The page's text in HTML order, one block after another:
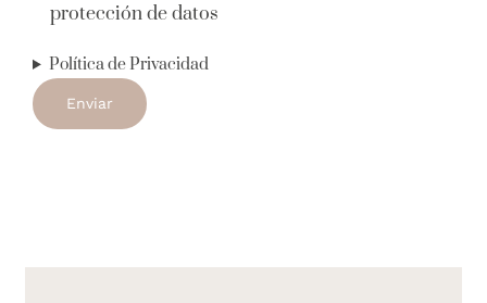
protección de datos
Política de Privacidad